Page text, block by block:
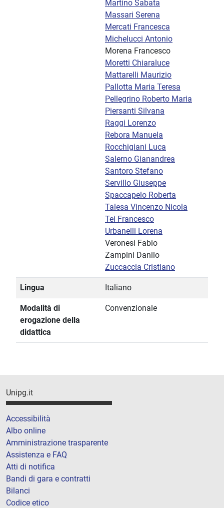
Martino Sabata
Massari Serena
Mercati Francesca
Michelucci Antonio
Morena Francesco
Moretti Chiaraluce
Mattarelli Maurizio
Pallotta Maria Teresa
Pellegrino Roberto Maria
Piersanti Silvana
Raggi Lorenzo
Rebora Manuela
Rocchigiani Luca
Salerno Gianandrea
Santoro Stefano
Servillo Giuseppe
Spaccapelo Roberta
Talesa Vincenzo Nicola
Tei Francesco
Urbanelli Lorena
Veronesi Fabio
Zampini Danilo
Zuccaccia Cristiano
Lingua Italiano
Modalità di
erogazione della
didattica
Convenzionale
Unipg.it
Accessibilità
Albo online
Amministrazione trasparente
Assistenza e FAQ
Atti di notifica
Bandi di gara e contratti
Bilanci
Codice etico